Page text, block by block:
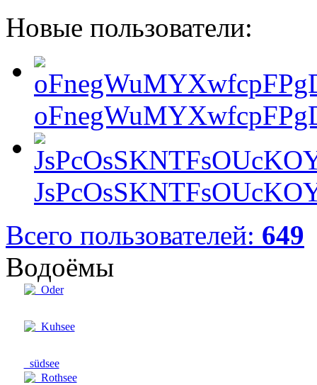
Новые пользователи:
Всего пользователей: 649
Водоёмы
Oder
Kuhsee
südsee
Rothsee